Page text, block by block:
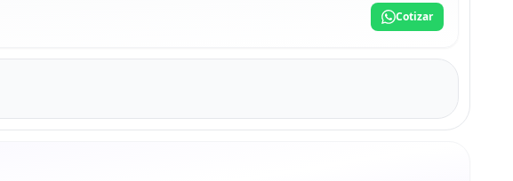
Cotizar